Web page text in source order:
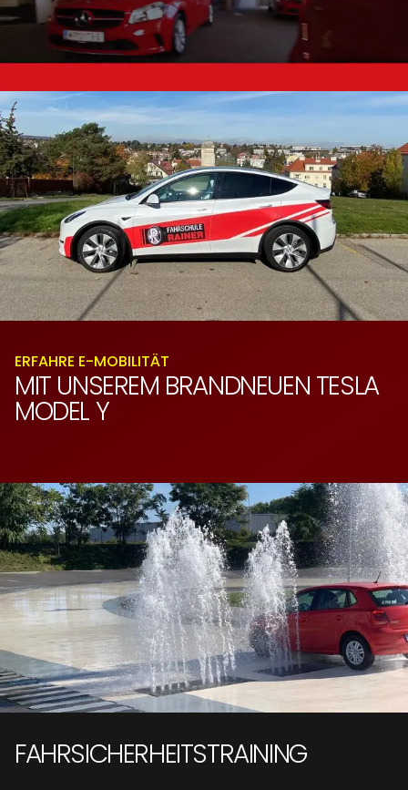
MIT UNSEREM BRANDNEUEN TESLA
MODEL Y
ERFAHRE E-MOBILITÄT
FAHRSICHERHEITS­TRAINING